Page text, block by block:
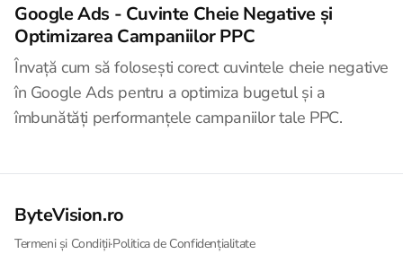
Google Ads - Cuvinte Cheie Negative și
Optimizarea Campaniilor PPC
Învață cum să folosești corect cuvintele cheie negative
în Google Ads pentru a optimiza bugetul și a
îmbunătăți performanțele campaniilor tale PPC.
ByteVision.ro
Termeni și Condiții·Politica de Confidențialitate